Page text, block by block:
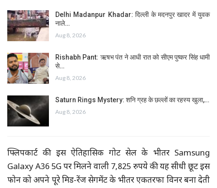
Delhi Madanpur Khadar: दिल्ली के मदनपुर खादर में युवक
नाले…
Aug 8, 2026
Rishabh Pant: ऋषभ पंत ने आधी रात को सीएम पुष्कर सिंह धामी
से…
Aug 8, 2026
Saturn Rings Mystery: शनि ग्रह के छल्लों का रहस्य खुला,…
Aug 8, 2026
फ्लिपकार्ट की इस ऐतिहासिक गोट सेल के भीतर Samsung
Galaxy A36 5G पर मिलने वाली 7,825 रुपये की यह सीधी छूट इस
फोन को अपने पूरे मिड-रेंज सेगमेंट के भीतर एकतरफा विनर बना देती